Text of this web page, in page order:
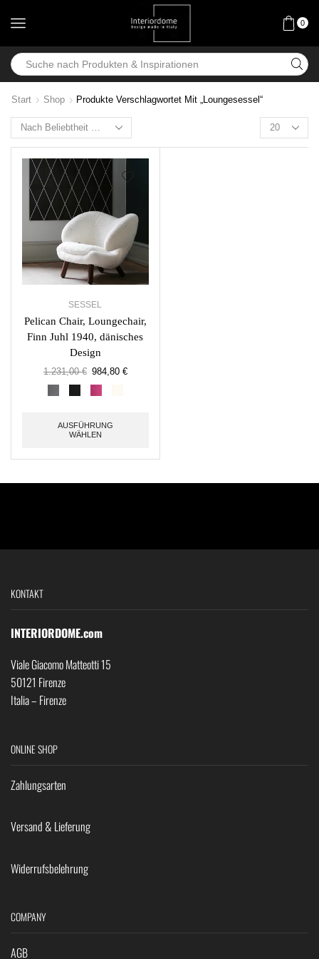
0
Start Shop Produkte Verschlagwortet Mit „Loungesessel“
SESSEL
Pelican Chair, Loungechair,
Finn Juhl 1940, dänisches
Design
1.231,00€ 984,80 €
AUSFÜHRUNG
WÄHLEN
KONTAKT
INTERIORDOME.com
Viale Giacomo Matteotti 15
50121 Firenze
Italia – Firenze
ONLINE SHOP
Zahlungsarten
Versand & Lieferung
Widerrufsbelehrung
COMPANY
AGB